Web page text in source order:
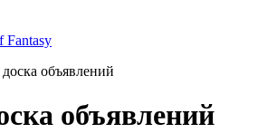
Fantasy
доска объявлений
объявлений